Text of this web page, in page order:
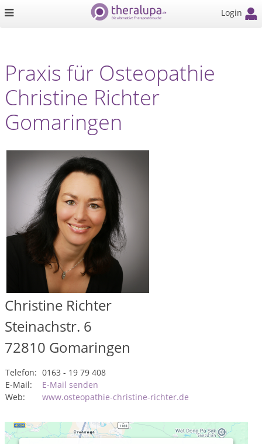
Login
Praxis für Osteopathie
Christine Richter
Gomaringen
Christine Richter
Steinachstr. 6
72810 Gomaringen
Telefon: 0163 - 19 79 408
E-Mail:
E-Mail senden
Web:
www.osteopathie-christine-richter.de